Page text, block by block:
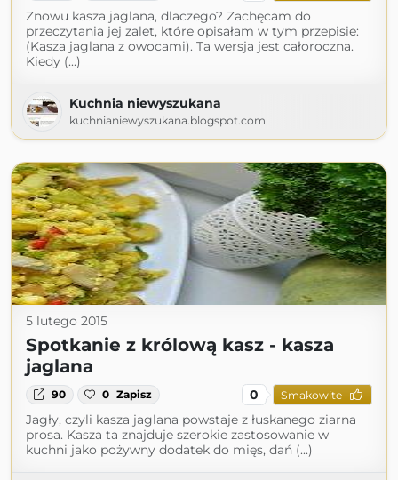
Znowu kasza jaglana, dlaczego? Zachęcam do
przeczytania jej zalet, które opisałam w tym przepisie:
(Kasza jaglana z owocami). Ta wersja jest całoroczna.
Kiedy (...)
Kuchnia niewyszukana
kuchnianiewyszukana.blogspot.com
5 lutego 2015
Spotkanie z królową kasz - kasza
jaglana
90 0 Zapisz 0 Smakowite
Jagły, czyli kasza jaglana powstaje z łuskanego ziarna
prosa. Kasza ta znajduje szerokie zastosowanie w
kuchni jako pożywny dodatek do mięs, dań (...)